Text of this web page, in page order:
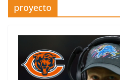
proyecto